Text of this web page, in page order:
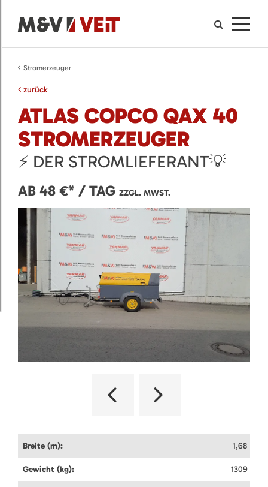
Stromerzeuger
zurück
ATLAS COPCO QAX 40
STROMERZEUGER
⚡ DER STROMLIEFERANT💡
AB 48 €* / TAG ZZGL. MWST.
Breite (m): 1,68
Gewicht (kg): 1309